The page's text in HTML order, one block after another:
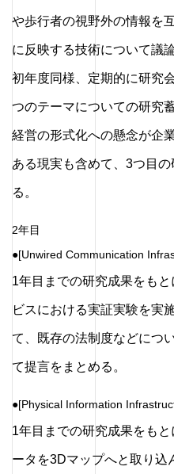
や歩行者の視野外の情報を
に反映する技術について議
初年度同様、定期的に研究
つのテーマについての研究
経営の形式化への懸念が企
ある現実も含めて、3つ目
る。
2年目
●[Unwired Communication
1年目までの研究成果をも
ビスにおける実証実験を実
て、既存の法制度などにつ
て提言をまとめる。
●[Physical Information
1年目までの研究成果をも
ータを3Dマップへと取り込